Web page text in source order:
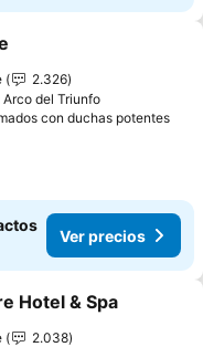
a favoritos
2.326
del Triunfo
con duchas potentesVer
Ver precios
a favoritos
Hotel & Spa
2.038